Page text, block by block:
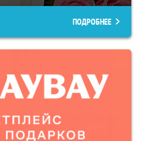
ПОДРОБНЕЕ